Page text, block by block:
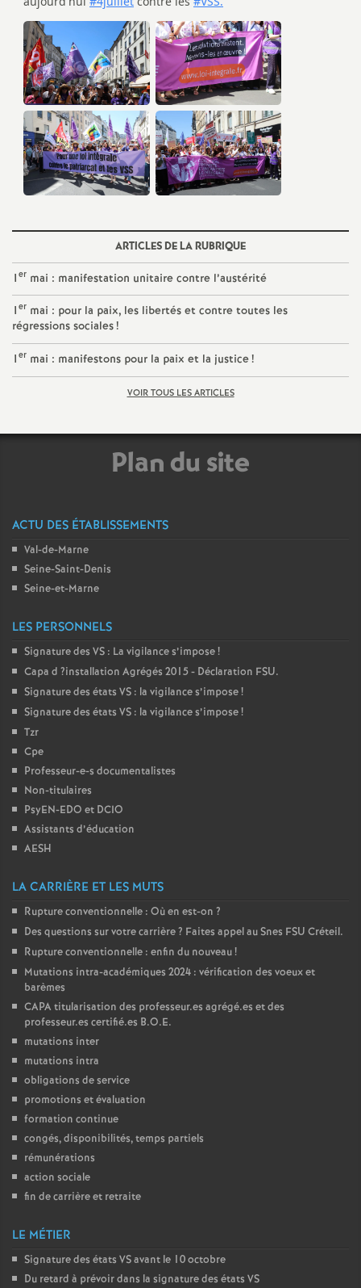
ARTICLES DE LA RUBRIQUE
1er mai : manifestation unitaire contre l’austérité
1er mai : pour la paix, les libertés et contre toutes les
régressions sociales!
1er mai : manifestons pour la paix et la justice!
VOIR TOUS LES ARTICLES
Plan du site
ACTU DES ÉTABLISSEMENTS
Val-de-Marne
Seine-Saint-Denis
Seine-et-Marne
LES PERSONNELS
Signature des VS : La vigilance s’impose!
Capa d ?installation Agrégés 2015 - Déclaration FSU.
Signature des états VS : la vigilance s’impose!
Signature des états VS : la vigilance s’impose!
Tzr
Cpe
Professeur-e-s documentalistes
Non-titulaires
PsyEN-EDO et DCIO
Assistants d’éducation
AESH
LA CARRIÈRE ET LES MUTS
Rupture conventionnelle : Où en est-on ?
Des questions sur votre carrière? Faites appel au Snes FSU Créteil.
Rupture conventionnelle : enfin du nouveau!
Mutations intra-académiques 2024 : vérification des voeux et
barèmes
CAPAtitularisation des professeur.es agrégé.es et des
professeur.es certifié.es B.O.E.
mutations inter
mutations intra
obligations de service
promotions et évaluation
formation continue
congés, disponibilités, temps partiels
rémunérations
action sociale
fin de carrière et retraite
LE MÉTIER
Signature des états VSavant le 10 octobre
Du retard à prévoir dans la signature des états VS